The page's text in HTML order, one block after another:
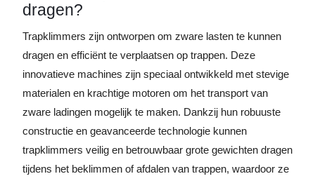
dragen?
Trapklimmers zijn ontworpen om zware lasten te kunnen
dragen en efficiënt te verplaatsen op trappen. Deze
innovatieve machines zijn speciaal ontwikkeld met stevige
materialen en krachtige motoren om het transport van
zware ladingen mogelijk te maken. Dankzij hun robuuste
constructie en geavanceerde technologie kunnen
trapklimmers veilig en betrouwbaar grote gewichten dragen
tijdens het beklimmen of afdalen van trappen, waardoor ze